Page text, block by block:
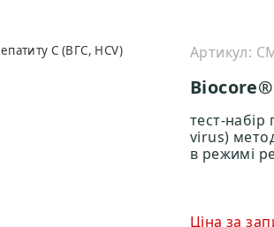
Артикул:
Biocore®
тест-
virus)
в режимі
Ціна за